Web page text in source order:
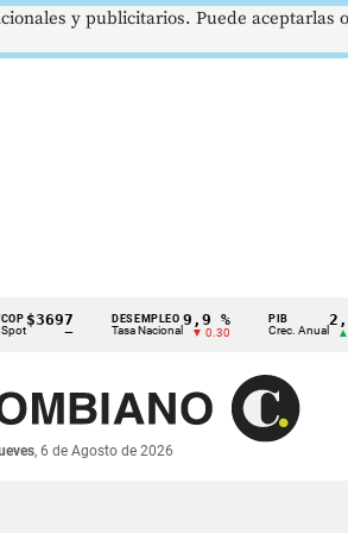
—
DESEMPLEO
Tasa Nacional
9,9 %
▼ 0.30
PIB
Crec. Anual
2,8 %
▲ 0.10
, 6 de Agosto de 2026
y publicitarios. Puede aceptarlas